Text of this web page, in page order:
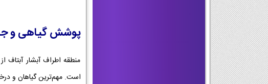
پوشش گیاهی و
منطقه اطراف آبشار آبتاف
است. مهم‌ترین گیاهان و